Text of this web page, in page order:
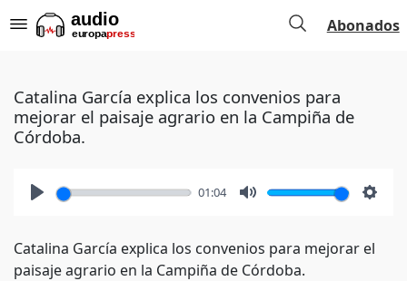
Abonados
Catalina García explica los convenios para
mejorar el paisaje agrario en la Campiña de
Córdoba.
01:04
Catalina García explica los convenios para mejorar el
paisaje agrario en la Campiña de Córdoba.